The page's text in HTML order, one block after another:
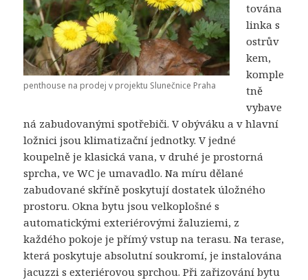
penthouse na prodej v projektu Slunečnice Praha
tována
linka s
ostrův
kem,
komple
tně
vybave
ná zabudovanými spotřebiči. V obýváku a v hlavní
ložnici jsou klimatizační jednotky. V jedné
koupelně je klasická vana, v druhé je prostorná
sprcha, ve WC je umavadlo. Na míru dělané
zabudované skříně poskytují dostatek úložného
prostoru. Okna bytu jsou velkoplošné s
automatickými exteriérovými žaluziemi, z
každého pokoje je přímý vstup na terasu. Na terase,
která poskytuje absolutní soukromí, je instalována
jacuzzi s exteriérovou sprchou. Při zařizování bytu